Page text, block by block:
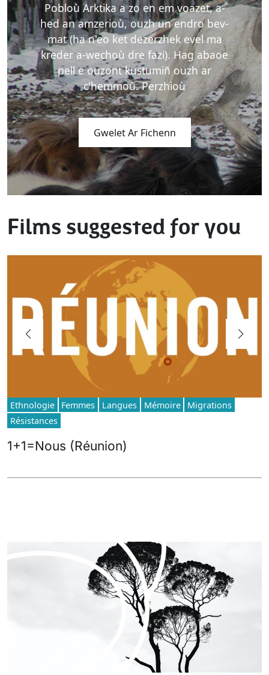
Pobloù Arktika a zo en em voazet, a-
hed an amzerioù, ouzh un endro bev-
mat (ha n'eo ket dezerzhek evel ma
kreder a-wechoù dre fazi). Hag abaoe
pell e ouzont kustumiñ ouzh ar
c'hemmoù. Perzhioù
Gwelet Ar Fichenn
Films suggested for you
Ethnologie Femmes Langues Mémoire
Migrations
Résistances
1+1=Nous (Réunion)